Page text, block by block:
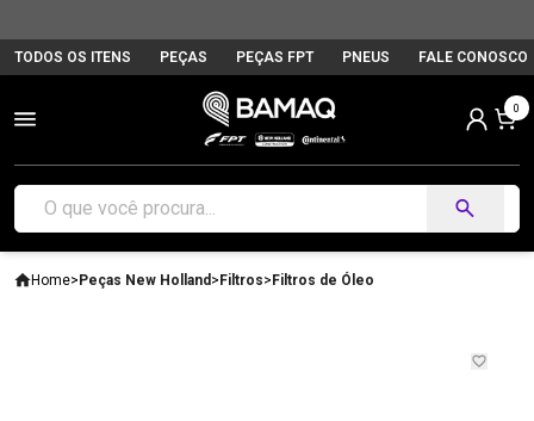
TODOS OS ITENS PEÇAS PEÇAS FPT PNEUS FALE CONOSCO
0
Home>Peças New Holland >Filtros>Filtros de Óleo